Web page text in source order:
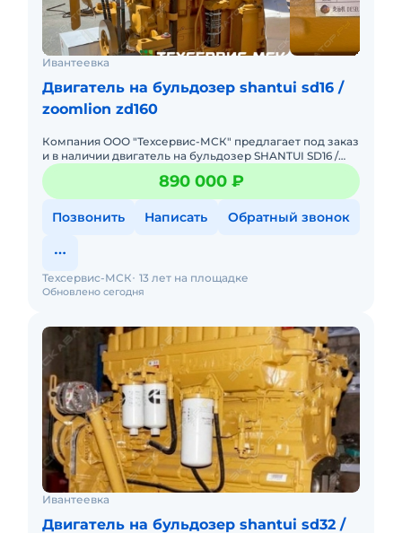
Ивантеевка
Двигатель на бульдозер shantui sd16 /
zoomlion zd160
Компания ООО "Техсервис-МСК" предлагает под заказ
и в наличии двигатель на бульдозер SHANTUI SD16 /
ZOOMLION ZD160 / BEEZONE D16 / KOMATSU D65. .
Модель SC11C
890 000 ₽
Позвонить Написать Обратный звонок
Обновлено сегодня
Техсервис-МСК 13 лет на площадке
Ивантеевка
Двигатель на бульдозер shantui sd32 /